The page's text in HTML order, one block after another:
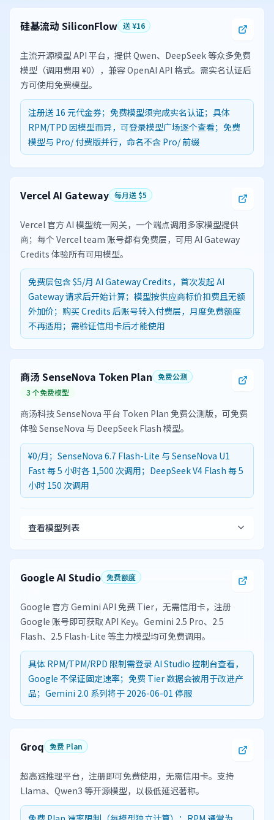
硅基流动 SiliconFlow 送 ¥16
主流开源模型 API 平台，提供 Qwen、DeepSeek 等众多免费
模型（调用费用 ¥0），兼容 OpenAI API 格式。需实名认证后
方可使用免费模型。
注册送 16 元代金券；免费模型须完成实名认证；具体
RPM/TPD 因模型而异，可登录模型广场逐个查看；免费
模型与 Pro/ 付费版并行，命名不含 Pro/ 前缀
Vercel AI Gateway 每月送 $5
Vercel 官方 AI 模型统一网关，一个端点调用多家模型提供
商；每个 Vercel team 账号都有免费层，可用 AI Gateway
Credits 体验所有可用模型。
免费层包含 $5/月 AI Gateway Credits，首次发起 AI
Gateway 请求后开始计算；模型按供应商标价扣费且无额
外加价；购买 Credits 后账号转入付费层，月度免费额度
不再适用；需验证信用卡后才能使用
商汤 SenseNova Token Plan 免费公测
3 个免费模型
商汤科技 SenseNova 平台 Token Plan 免费公测版，可免费
体验 SenseNova 与 DeepSeek Flash 模型。
¥0/月；SenseNova 6.7 Flash-Lite 与 SenseNova U1
Fast 每 5 小时各 1,500 次调用；DeepSeek V4 Flash 每 5
小时 150 次调用
查看模型列表
Google AI Studio 免费额度
Google 官方 Gemini API 免费 Tier，无需信用卡，注册
Google 账号即可获取 API Key。Gemini 2.5 Pro、2.5
Flash、2.5 Flash-Lite 等主力模型均可免费调用。
具体 RPM/TPM/RPD 限制需登录 AI Studio 控制台查看，
Google 不保证固定速率；免费 Tier 数据会被用于改进产
品；Gemini 2.0 系列将于 2026-06-01 停服
Groq 免费 Plan
超高速推理平台，注册即可免费使用，无需信用卡。支持
Llama、Qwen3 等开源模型，以极低延迟著称。